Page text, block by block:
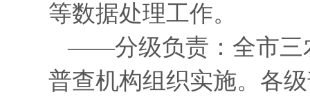
等数据处理工作。
——分级负责：全市三
普查机构组织实施。各